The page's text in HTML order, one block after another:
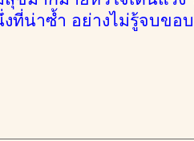
ที่น่าซ้ำ อย่างไม่รู้จบข